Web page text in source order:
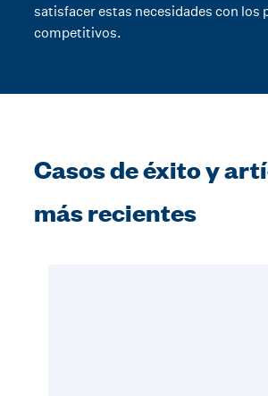
satisfacer estas necesidades con los
competitivos.
Casos de éxito y
más recientes